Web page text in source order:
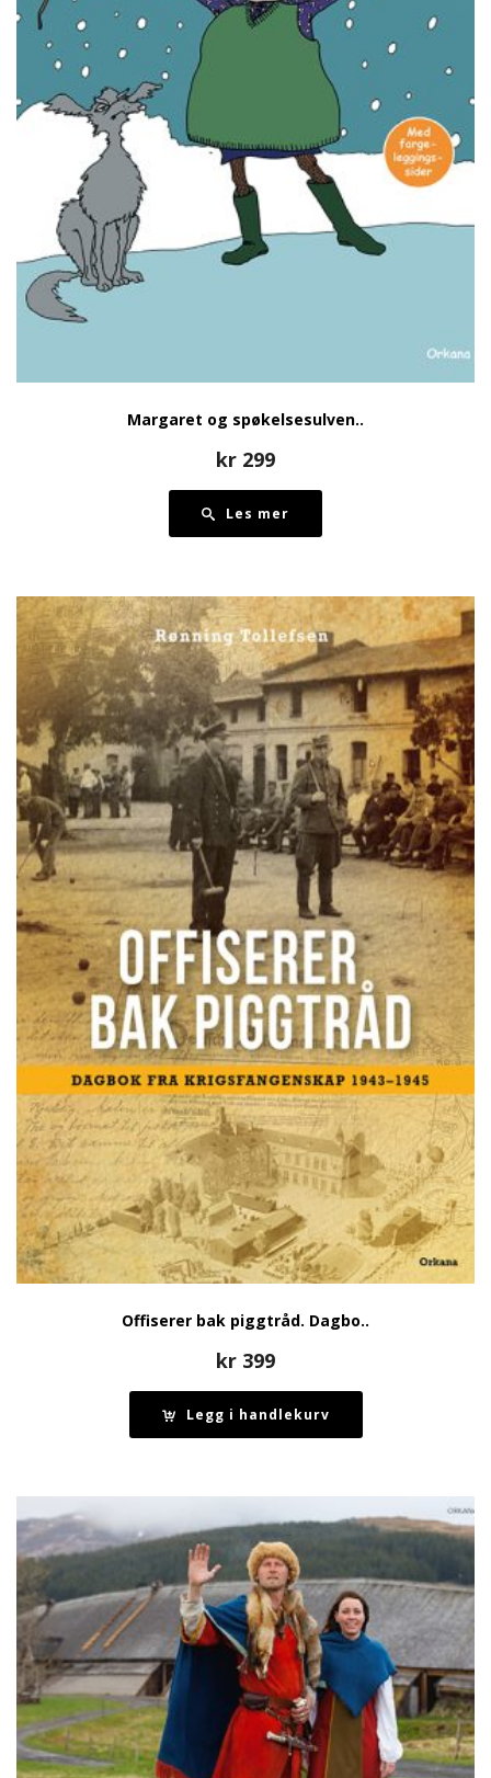
Margaret og spøkelsesulven..
kr 299
Les mer
Offiserer bak piggtråd. Dagbo..
kr 399
Legg i handlekurv